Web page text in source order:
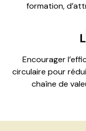
formation,
Encourager
circulaire pour
chaîne de